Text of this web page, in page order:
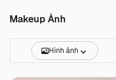
Makeup Ảnh
Hình ảnh